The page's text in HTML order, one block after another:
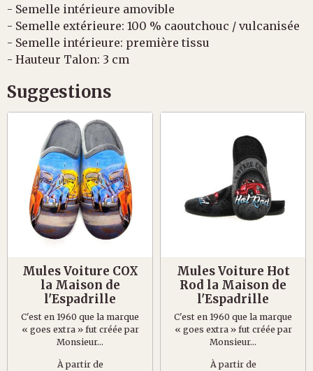
- Semelle intérieure amovible
- Semelle extérieure: 100 % caoutchouc / vulcanisée
- Semelle intérieure: première tissu
- Hauteur Talon: 3 cm
Suggestions
Mules Voiture COX
la Maison de
l'Espadrille
C'est en 1960 que la marque
« goes extra » fut créée par
Monsieur...
À partir de
Mules Voiture Hot
Rod la Maison de
l'Espadrille
C'est en 1960 que la marque
« goes extra » fut créée par
Monsieur...
À partir de